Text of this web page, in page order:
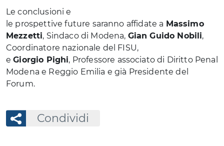
Le conclusioni e
le prospettive future saranno affidate a Massimo
Mezzetti, Sindaco di Modena, Gian Guido Nobili,
Coordinatore nazionale del FISU,
eGiorgio Pighi, Professore associato di Diritto
Modena e Reggio Emilia e già Presidente del
Forum.
Condividi